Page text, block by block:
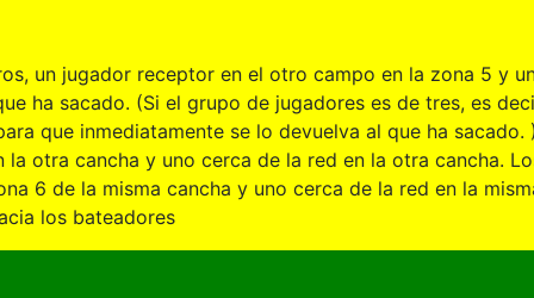
un jugador receptor en el otro campo en la zona 5 y
ha sacado. (Si el grupo de jugadores es de tres, es
que inmediatamente se lo devuelva al que ha
otra cancha y uno cerca de la red en la otra cancha.
6 de la misma cancha y uno cerca de la red en la
los bateadores